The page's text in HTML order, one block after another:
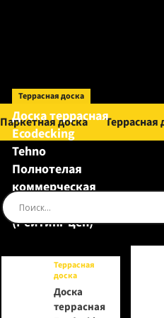
Паркетная доска Террасная
Террасная доска
Доска террасная
Ecodecking
Tehno
Полнотелая
коммерческая
Шоколад
(Рейтинг цен)
Террасная
доска
Доска
террасная